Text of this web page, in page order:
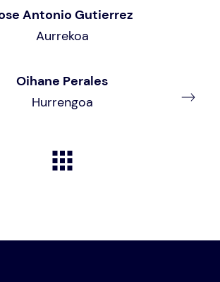
Antonio Gutierrez
Aurrekoa
Oihane Perales
Hurrengoa